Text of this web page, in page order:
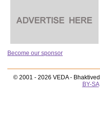
Become our sponsor
© 2001 - 2026 VEDA -
BY-SA